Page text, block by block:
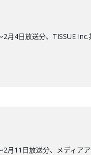
4日放送分、TISSUE Inc.
11日放送分、メディアア